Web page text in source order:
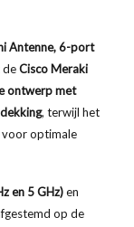
Antenne, 6-port
deCisco Meraki
ontwerp met
, terwijl het
voor optimale
en 5 GHz)en
op de